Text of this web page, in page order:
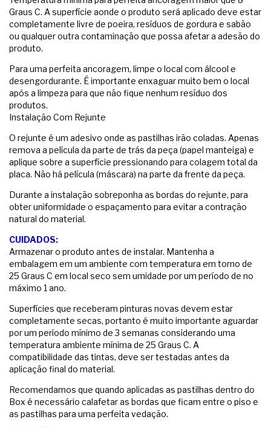
Graus C. A superfície aonde o produto será aplicado deve estar
completamente livre de poeira, resíduos de gordura e sabão
ou qualquer outra contaminação que possa afetar a adesão do
produto.
Para uma perfeita ancoragem, limpe o local com álcool e
desengordurante. É importante enxaguar muito bem o local
após a limpeza para que não fique nenhum resíduo dos
produtos.
Instalação Com Rejunte
O rejunte é um adesivo onde as pastilhas irão coladas. Apenas
remova a película da parte de trás da peça (papel manteiga) e
aplique sobre a superfície pressionando para colagem total da
placa. Não há película (máscara) na parte da frente da peça.
Durante a instalação sobreponha as bordas do rejunte, para
obter uniformidade o espaçamento para evitar a contração
natural do material.
CUIDADOS:
Armazenar o produto antes de instalar. Mantenha a
embalagem em um ambiente com temperatura em torno de
25 Graus C em local seco sem umidade por um período de no
máximo 1 ano.
Superfícies que receberam pinturas novas devem estar
completamente secas, portanto é muito importante aguardar
por um período mínimo de 3 semanas considerando uma
temperatura ambiente mínima de 25 Graus C. A
compatibilidade das tintas, deve ser testadas antes da
aplicação final do material.
Recomendamos que quando aplicadas as pastilhas dentro do
Box é necessário calafetar as bordas que ficam entre o piso e
as pastilhas para uma perfeita vedação.